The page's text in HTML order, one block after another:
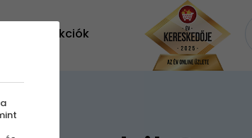
Akciók